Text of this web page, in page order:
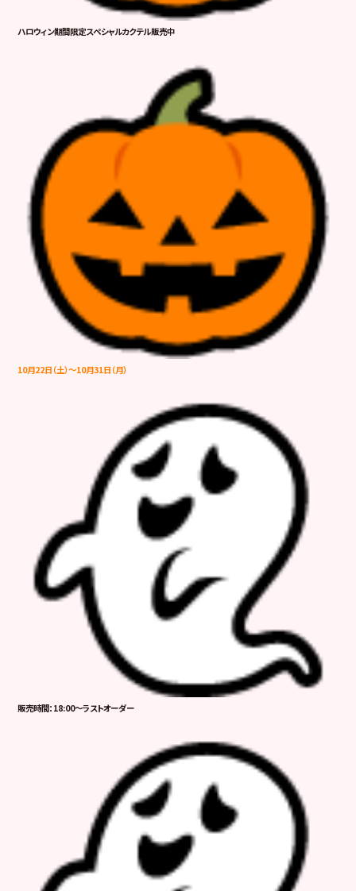
ハロウィン期間限定スペシャルカクテル販売中
10月22日（土）～10月31日（月）
販売時間：18:00～ラストオーダー